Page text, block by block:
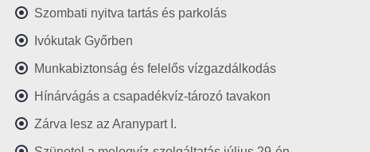
Szombati nyitva tartás és parkolás
Ivókutak Győrben
Munkabiztonság és felelős vízgazdálkodás
Hínárvágás a csapadékvíz-tározó tavakon
Zárva lesz az Aranypart I.